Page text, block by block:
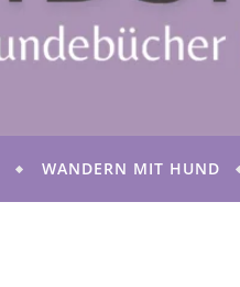
WANDERN MIT HUND